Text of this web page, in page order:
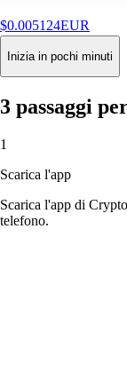
$0.005124EUR
+0.95%24H
Buy
Inizia in pochi minuti
3 passaggi
1
Scarica l'app
Scarica l'app di
telefono.